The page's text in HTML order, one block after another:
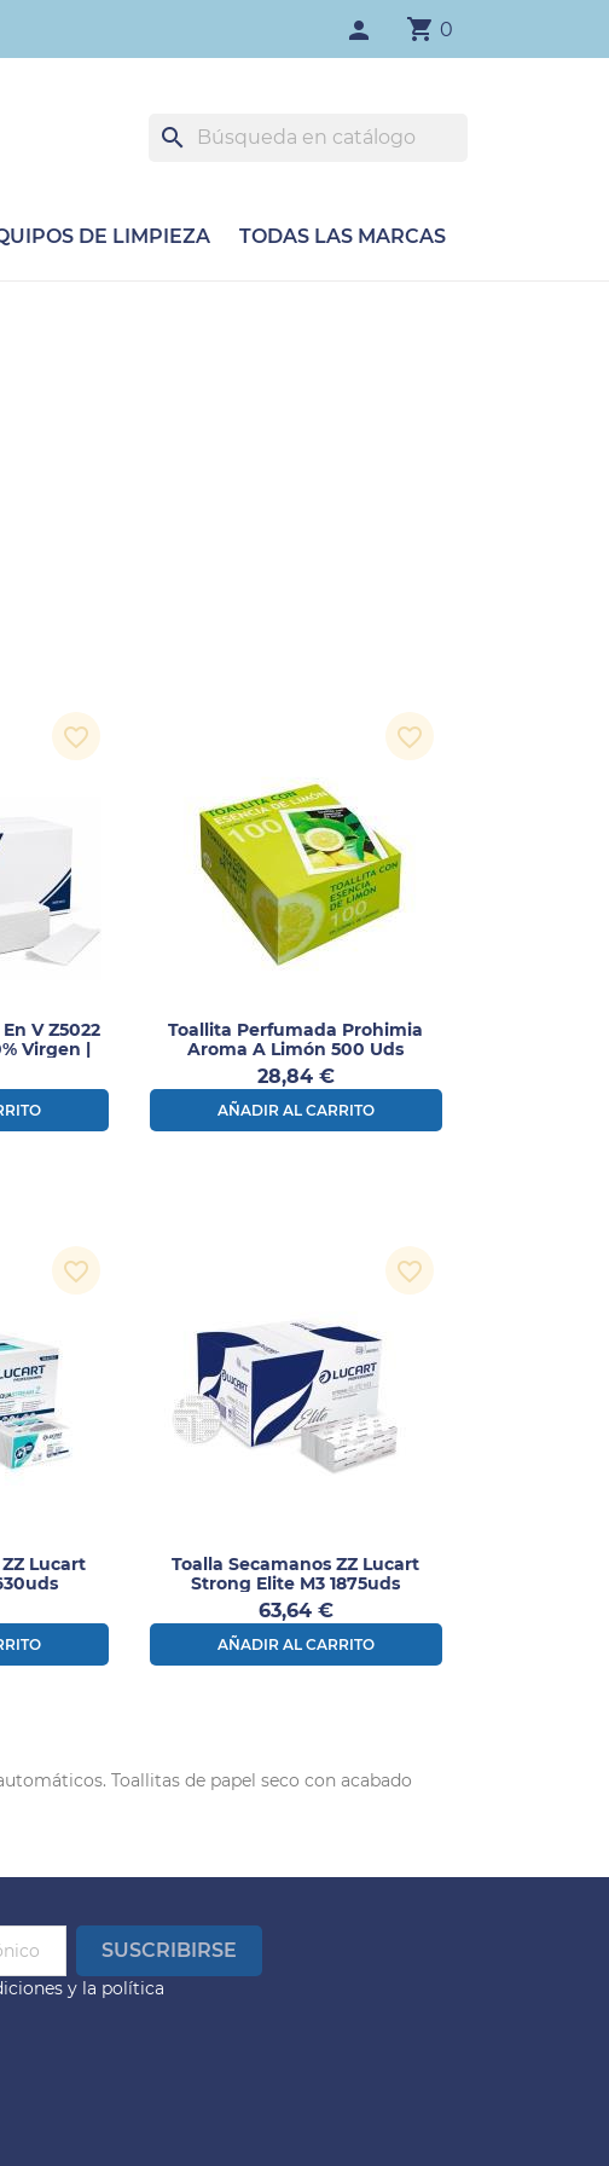
person shopping_cart 0
search
DE LIMPIEZA TODAS LAS MARCAS
V Z5022
Virgen |
favorite_border
Toallita Perfumada Prohimia
Aroma A Limón 500 Uds
Precio
28,84 €
AÑADIR AL CARRITO
favorite_border
Lucart
favorite_border
Toalla Secamanos ZZ Lucart
Strong Elite M3 1875uds
Precio
63,64 €
AÑADIR AL CARRITO
favorite_border
Toallitas de papel seco con acabado
y la política